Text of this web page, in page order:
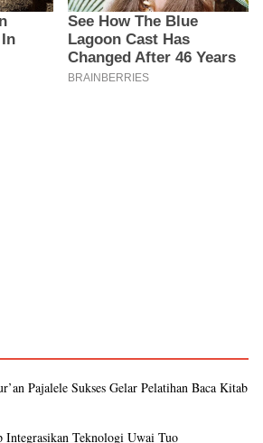
Pajalele Sukses Gelar Pelatihan Baca Kitab
Integrasikan Teknologi Uwai Tuo